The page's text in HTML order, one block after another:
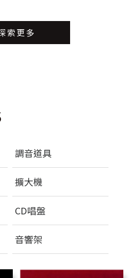
索更多
調音道具
擴大機
CD唱盤
音響架